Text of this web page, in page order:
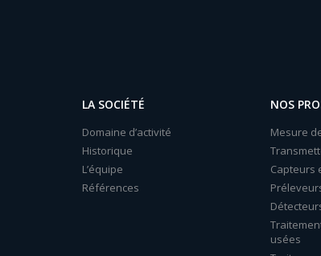
LA SOCIÉTÉ
Domaine d’activité
Historique
L’équipe
Références
NOS
Mesure
Capteurs
usées